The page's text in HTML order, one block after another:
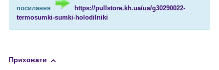
посилання
https://pullstore.kh.ua/ua/g30290022-
termosumki-sumki-holodilniki
Приховати